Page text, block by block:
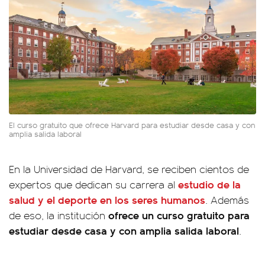
El curso gratuito que ofrece Harvard para estudiar desde casa y con
amplia salida laboral
En la Universidad de Harvard, se reciben cientos de
expertos que dedican su carrera al estudio de la
salud y el deporte en los seres humanos. Además
de eso, la institución ofrece un curso gratuito para
estudiar desde casa y con amplia salida laboral.